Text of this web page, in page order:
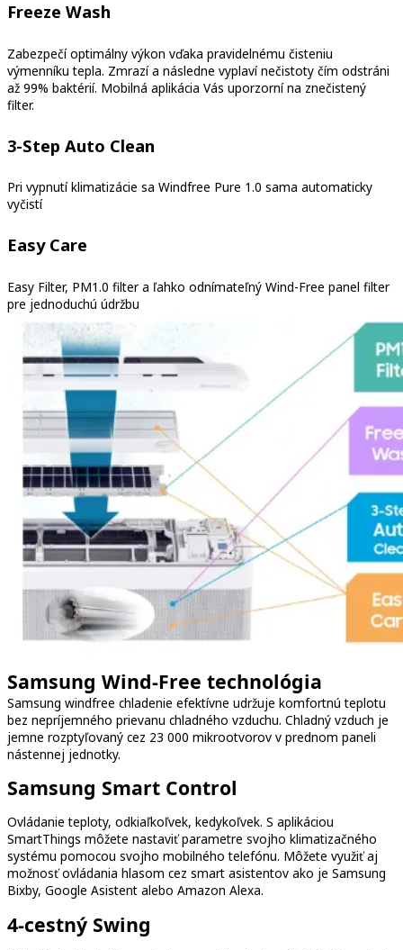
Freeze Wash
Zabezpečí optimálny výkon vďaka pravidelnému čisteniu
výmenníku tepla. Zmrazí a následne vyplaví nečistoty čím odstráni
až 99% baktérií. Mobilná aplikácia Vás uporzorní na znečistený
filter.
3-Step Auto Clean
Pri vypnutí klimatizácie sa Windfree Pure 1.0 sama automaticky
vyčistí
Easy Care
Easy Filter, PM1.0 filter a ľahko odnímateľný Wind-Free panel filter
pre jednoduchú údržbu
Samsung Wind-Free technológia
Samsung windfree chladenie efektívne udržuje komfortnú teplotu
bez nepríjemného prievanu chladného vzduchu. Chladný vzduch je
jemne rozptyľovaný cez 23 000 mikrootvorov v prednom paneli
nástennej jednotky.
Samsung Smart Control
Ovládanie teploty, odkiaľkoľvek, kedykoľvek. S aplikáciou
SmartThings môžete nastaviť parametre svojho klimatizačného
systému pomocou svojho mobilného telefónu. Môžete využiť aj
možnosť ovládania hlasom cez smart asistentov ako je Samsung
Bixby, Google Asistent alebo Amazon Alexa.
4-cestný Swing